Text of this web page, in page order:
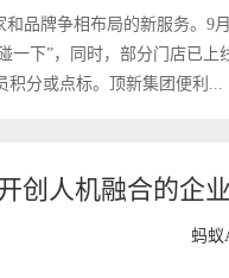
品牌争相布局的新服务。9
一下”，同时，部分门店已上
积分或点标。顶新集团便利...
创人机融合的企
蚂蚁